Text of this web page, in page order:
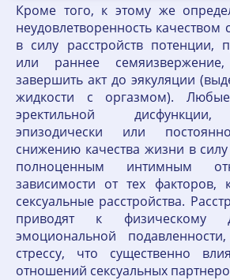
Кроме того, к этому же
неудовлетворенность качеством
в силу расстройств потенции,
или раннее семяизвержение,
завершить акт до эякуляции
жидкости с оргазмом).
эректильной
эпизодически или
снижению качества жизни в
полноценным интимным
зависимости от тех факторов,
сексуальные расстройства.
приводят к физическому
эмоциональной
стрессу, что существенно
отношений сексуальных